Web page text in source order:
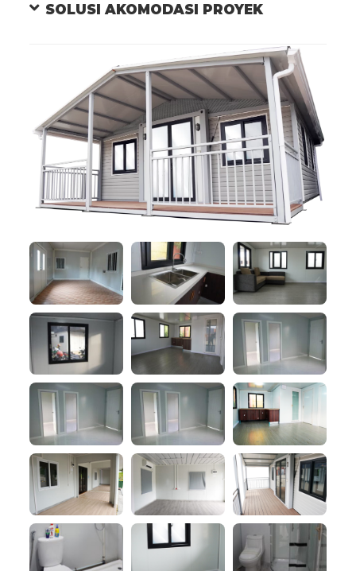
SOLUSI AKOMODASI PROYEK